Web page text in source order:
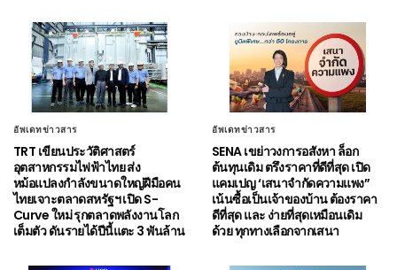
อัพเดทข่าวสาร
TRT เขียนประวัติศาสตร์
อุตสาหกรรมไฟฟ้าไทย ส่ง
หม้อแปลงกำลังขนาดใหญ่ฝีมือคน
ไทยเจาะตลาดสหรัฐฯ เปิด S-
Curve ใหม่ รุกตลาดพลังงานโลก
เต็มตัว ดันรายได้ปีนี้แตะ 3 พันล้าน
อัพเดทข่าวสาร
SENA เขย่าวงการอสังหา ล็อก
ต้นทุนเดิม ตรึงราคาที่ดีที่สุด เปิด
แคมเปญ ‘เสนาจำกัดความแพง”
เน้นซื้อเป็นเจ้าของบ้าน ต้องราคา
ดีที่สุด และ ง่ายที่สุดเหมือนเดิม
ด้วย ทุกทางเลือกจากเสนา